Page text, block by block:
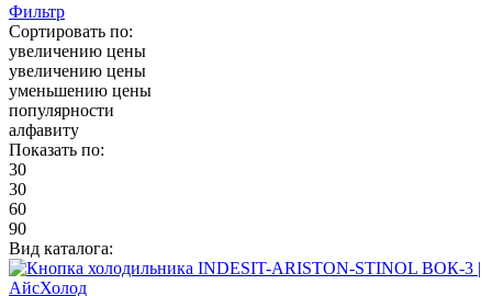
Фильтр
Сортировать по:
увеличению цены
увеличению цены
уменьшению цены
популярности
алфавиту
Показать по:
30
30
60
90
Вид каталога: